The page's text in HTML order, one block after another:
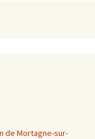
de Mortagne-sur-